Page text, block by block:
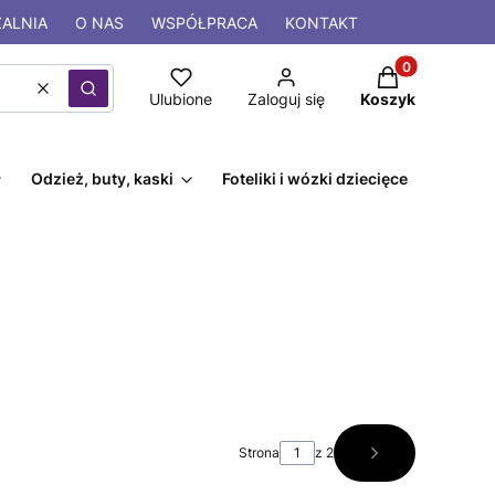
O NAS WSPÓŁPRACA KONTAKT
WyczyśćSzukaj Ulubione Zaloguj się
Produkty w
Koszyk
Odzież, buty, kaski Foteliki i wózki dziecięce
Strona z 2 Następne